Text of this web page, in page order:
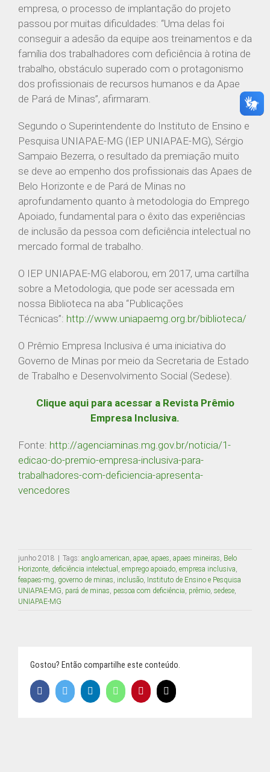
empresa, o processo de implantação do projeto
passou por muitas dificuldades: “Uma delas foi
conseguir a adesão da equipe aos treinamentos e da
família dos trabalhadores com deficiência à rotina de
trabalho, obstáculo superado com o protagonismo
dos profissionais de recursos humanos e da Apae
de Pará de Minas”, afirmaram.
Segundo o Superintendente do Instituto de Ensino e
Pesquisa UNIAPAE-MG (IEP UNIAPAE-MG), Sérgio
Sampaio Bezerra, o resultado da premiação muito
se deve ao empenho dos profissionais das Apaes de
Belo Horizonte e de Pará de Minas no
aprofundamento quanto à metodologia do Emprego
Apoiado, fundamental para o êxito das experiências
de inclusão da pessoa com deficiência intelectual no
mercado formal de trabalho.
O IEP UNIAPAE-MG elaborou, em 2017, uma cartilha
sobre a Metodologia, que pode ser acessada em
nossa Biblioteca na aba “Publicações
Técnicas”: http://www.uniapaemg.org.br/biblioteca/
O Prêmio Empresa Inclusiva é uma iniciativa do
Governo de Minas por meio da Secretaria de Estado
de Trabalho e Desenvolvimento Social (Sedese).
Clique aqui para acessar a Revista Prêmio
Empresa Inclusiva.
Fonte: http://agenciaminas.mg.gov.br/noticia/1-
edicao-do-premio-empresa-inclusiva-para-
trabalhadores-com-deficiencia-apresenta-
vencedores
junho 2018 | Tags: anglo american apae apaes apaes mineiras Belo
Horizonte deficiência intelectual emprego apoiado empresa inclusiva
feapaes-mg governo de minas inclusão Instituto de Ensino e Pesquisa
UNIAPAE-MG pará de minas pessoa com deficiência prêmio sedese
UNIAPAE-MG
Gostou? Então compartilhe este conteúdo.
FacebookTwitter LinkedInWhatsAppPinterestE-
mail
IEP-MG
Rua dos Timbiras, nº 2072
Belo Horizonte / Minas Gerais
federacao@apaemg.org.br
(31) 3291-6558
CENTRAL DE RELACIONAMENTO
Secretaria Acadêmica
secretariaacademica.iep@apaemg.org.br
ENCONTRE UM CONTEÚDO
ACESSO RESTRITO